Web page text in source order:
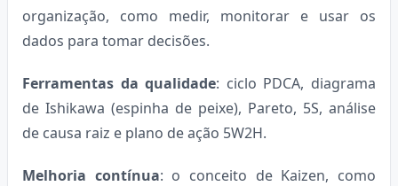
organização, como medir, monitorar e usar os
dados para tomar decisões.
Ferramentas da qualidade: ciclo PDCA, diagrama
de Ishikawa (espinha de peixe), Pareto, 5S, análise
de causa raiz e plano de ação 5W2H.
Melhoria contínua: o conceito de Kaizen, como